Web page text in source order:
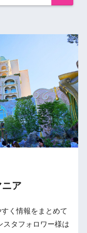
ア
く情報をまとめて
スタフォロワー様は